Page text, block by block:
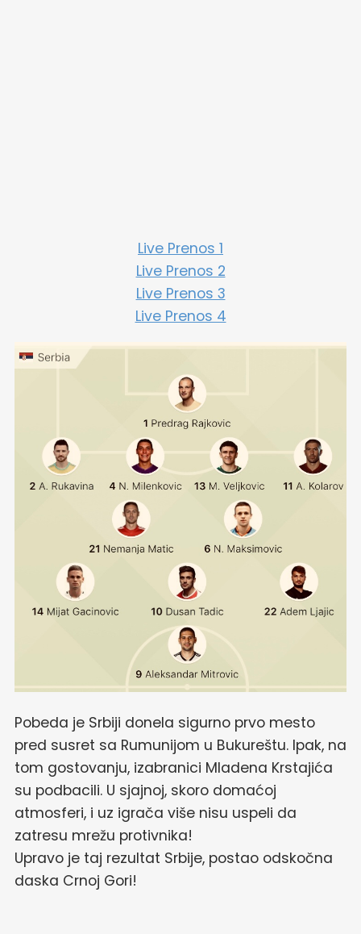
Live Prenos 1
Live Prenos 2
Live Prenos 3
Live Prenos 4
Pobeda je Srbiji donela sigurno prvo mesto
pred susret sa Rumunijom u Bukureštu. Ipak, na
tom gostovanju, izabranici Mladena Krstajića
su podbacili. U sjajnoj, skoro domaćoj
atmosferi, i uz igrača više nisu uspeli da
zatresu mrežu protivnika!
Upravo je taj rezultat Srbije, postao odskočna
daska Crnoj Gori!